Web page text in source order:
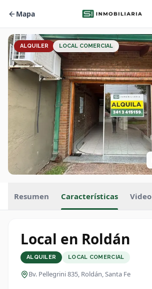
Mapa
ALQUILER LOCAL COMERCIAL
Resumen Características Video
Local en Roldán
ALQUILER LOCAL COMERCIAL
Bv. Pellegrini 835, Roldán, Santa Fe